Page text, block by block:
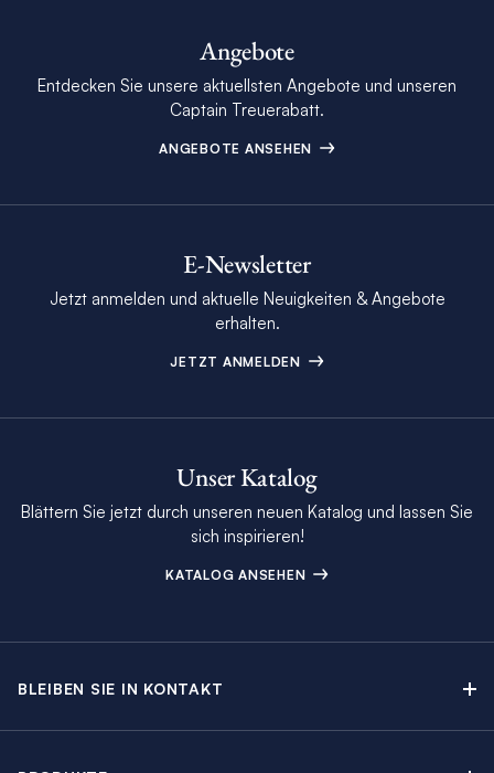
Angebote
Entdecken Sie unsere aktuellsten Angebote und unseren
Captain Treuerabatt.
ANGEBOTE ANSEHEN
E-Newsletter
Jetzt anmelden und aktuelle Neuigkeiten & Angebote
erhalten.
JETZT ANMELDEN
Unser Katalog
Blättern Sie jetzt durch unseren neuen Katalog und lassen Sie
sich inspirieren!
KATALOG ANSEHEN
BLEIBEN SIE IN KONTAKT